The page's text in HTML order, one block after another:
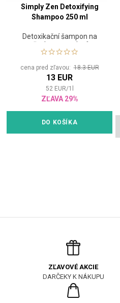
Simply Zen Detoxifying
Shampoo 250 ml
Detoxikační šampon na
všechny typy vlasů
cena pred zľavou:18.3 EUR
13 EUR
52 EUR/1
ZĽAVA 29%
DO KOŠÍKA
ZĽAVOVÉ AKCIE
DARČEKY K NÁKUPU